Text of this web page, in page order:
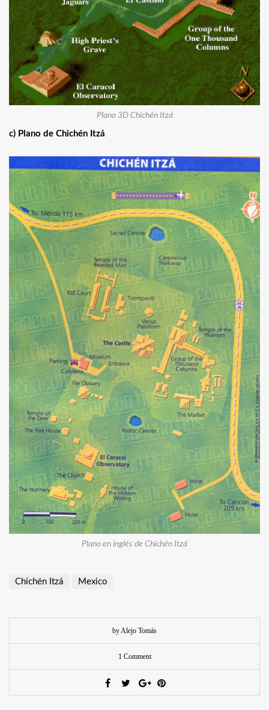
Plano 3D Chichén Itzá
c) Plano de Chichén Itzá
Plano en inglés de Chichén Itzá
Chichén Itzá Mexico
by Alejo Tomás
1 Comment